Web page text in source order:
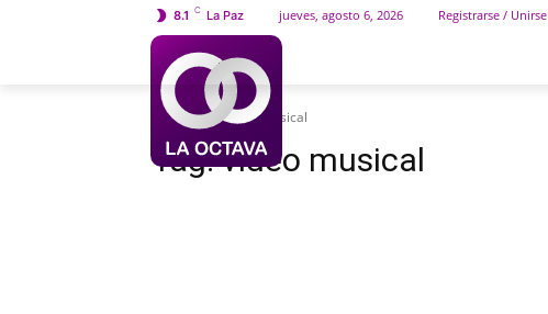
8.1 C La Paz jueves, agosto 6, 2026 Registrarse / Unirse
Etiquetas Video musical
Tag:video musical